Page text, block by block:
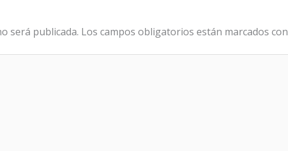
será publicada. Los campos obligatorios están marcados con